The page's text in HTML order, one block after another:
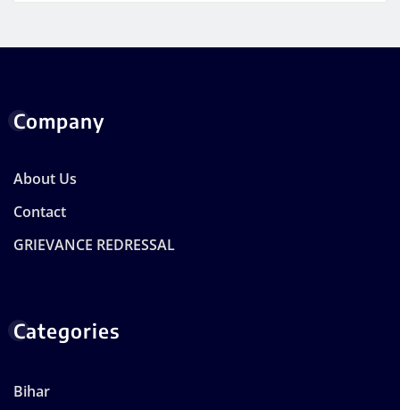
Company
About Us
Contact
GRIEVANCE REDRESSAL
Categories
Bihar